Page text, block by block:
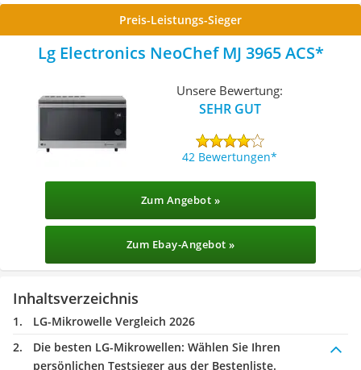
Preis-Leistungs-Sieger
Lg Electronics NeoChef MJ 3965 ACS
Unsere Bewertung:
SEHR GUT
42 Bewertungen
Zum Angebot »
Zum Ebay-Angebot »
Inhaltsverzeichnis
LG-Mikrowelle Vergleich 2026
Die besten LG-Mikrowellen: Wählen Sie Ihren
persönlichen Testsieger aus der Bestenliste.